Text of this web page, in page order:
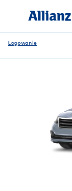
Logowanie